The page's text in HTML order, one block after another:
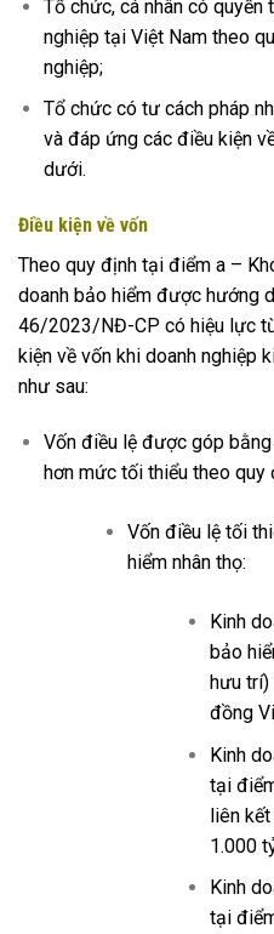
Tổ chức, cá nhân có quyền
nghiệp tại Việt Nam theo
nghiệp;
Tổ chức có tư cách pháp
và đáp ứng các điều kiện
dưới.
Điều kiện về vốn
Theo quy định tại điểm a –
doanh bảo hiểm được hướng
46/2023/NĐ-CP có hiệu lực
kiện về vốn khi doanh nghiệp
như sau:
Vốn điều lệ được góp
hơn mức tối thiểu theo quy
Vốn điều lệ tối
hiểm nhân thọ:
Kinh
bảo
hưu
đồng
Kinh
tại
liên
1.000
Kinh
tại